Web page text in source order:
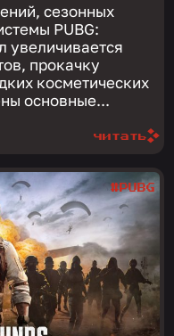
сезонных
PUBG:
прокачку
косметических
основные...
читать
#PUBG